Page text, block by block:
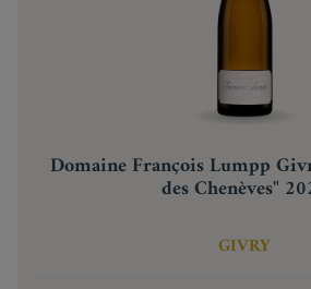
Domaine François Lumpp
des Chenèves"
GIVRY